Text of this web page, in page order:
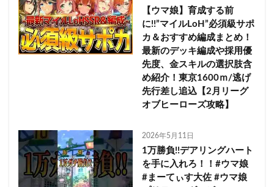
【ウマ娘】育成する前
に!!”マイルLoH”必須級サポ
カ＆おすすめ編成まとめ！
最新のデッキ編成や採用優
先度、金スキルの選択肢含
め紹介！東京1600ｍ/逃げ
先行差し追込【2月リーグ
オブヒーローズ攻略】
2026年5月11日
1万勝負!!デアリングハート
を手に入れろ！！#ウマ娘
#まーてぃす大佐 #ウマ娘